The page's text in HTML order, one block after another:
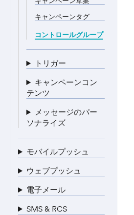
キャンペーンタグ
コントロールグループ
トリガー
キャンペーンコン
テンツ
メッセージのパー
ソナライズ
モバイルプッシュ
ウェブプッシュ
電子メール
SMS & RCS